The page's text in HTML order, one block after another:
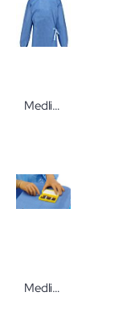
Medline OP-Kittel Boundary-SMS Größe XL 124 cm 32 Stück Bereichsbekleidung von Medline
Medline Nadelbox mit Klingenentferner Sterile Nadelbox für 20 oder 40 Nadeln